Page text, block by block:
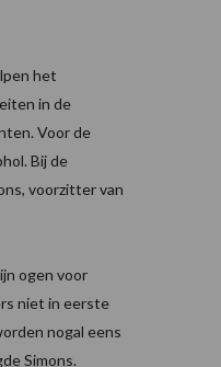
het
in de
Voor de
Bij de
voorzitter van
ogen voor
niet in eerste
nogal eens
Simons.